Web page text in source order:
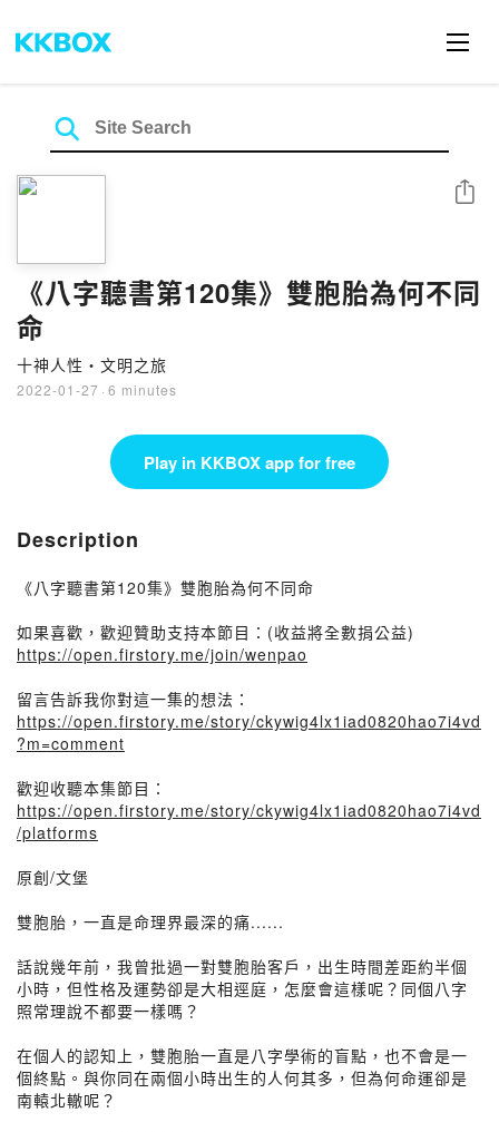
《八字聽書第120集》雙胞胎為何不同
命
十神人性・文明之旅
2022-01-27 · 6 minutes
Share
Play in KKBOX app for free
Description
《八字聽書第120集》雙胞胎為何不同命
如果喜歡，歡迎贊助支持本節目：(收益將全數捐公益)
https://open.firstory.me/join/wenpao
留言告訴我你對這一集的想法：
https://open.firstory.me/story/ckywig4lx1iad0820hao7i4vd
?m=comment
歡迎收聽本集節目：
https://open.firstory.me/story/ckywig4lx1iad0820hao7i4vd
/platforms
原創/文堡
雙胞胎，一直是命理界最深的痛......
話說幾年前，我曾批過一對雙胞胎客戶，出生時間差距約半個
小時，但性格及運勢卻是大相逕庭，怎麼會這樣呢？同個八字
照常理說不都要一樣嗎？
在個人的認知上，雙胞胎一直是八字學術的盲點，也不會是一
個終點。與你同在兩個小時出生的人何其多，但為何命運卻是
南轅北轍呢？